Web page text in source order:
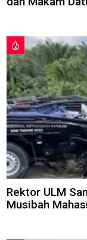
Rektor ULM
Musibah